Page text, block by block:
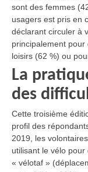
sont des femmes
usagers est pris en
déclarant circuler à
principalement
loisirs (62 %) ou
La
des
Cette troisième
profil des
2019, les
utilisant le vélo
« vélotaf »